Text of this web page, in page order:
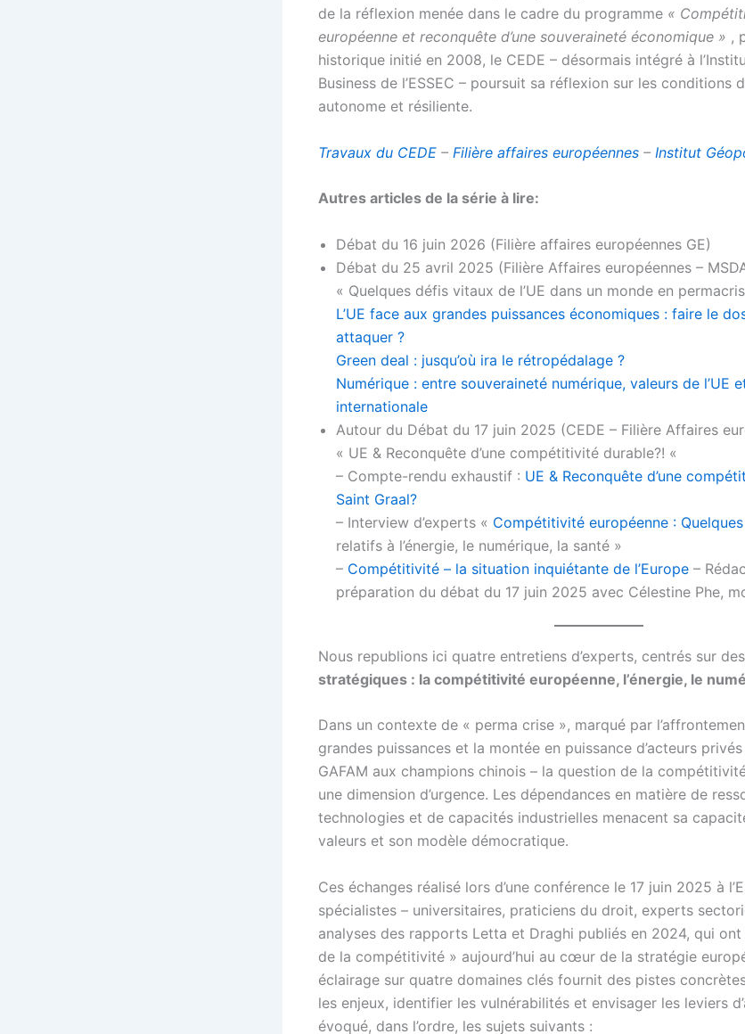
de la réflexion menée dans le cadre du programme «
européenne et reconquête d’une souveraineté économique » ,
historique initié en 2008, le CEDE – désormais intégré à
Business de l’ESSEC – poursuit sa réflexion sur les conditions
autonome et résiliente.
Travaux du CEDE – Filière affaires européennes – Institut
Autres articles de la série à lire:
Débat du 16 juin 2026 (Filière affaires européennes GE)
Débat du 25 avril 2025 (Filière Affaires européennes –
« Quelques défis vitaux de l’UE dans un monde en
L’UE face aux grandes puissances économiques : faire le
attaquer ?
Green deal : jusqu’où ira le rétropédalage ?
Numérique : entre souveraineté numérique, valeurs de l’UE
internationale
Autour du Débat du 17 juin 2025 (CEDE – Filière Affaires
« UE & Reconquête d’une compétitivité durable?! «
– Compte-rendu exhaustif : UE & Reconquête d’une
Saint Graal?
– Interview d’experts « Compétitivité européenne :
relatifs à l’énergie, le numérique, la santé »
– Compétitivité – la situation inquiétante de l’Europe –
préparation du débat du 17 juin 2025 avec Célestine Phe,
Nous republions ici quatre entretiens d’experts, centrés sur des
stratégiques : la compétitivité européenne, l’énergie, le
Dans un contexte de « perma crise », marqué par
grandes puissances et la montée en puissance d’acteurs
GAFAM aux champions chinois – la question de la
une dimension d’urgence. Les dépendances en matière de
technologies et de capacités industrielles menacent sa
valeurs et son modèle démocratique.
Ces échanges réalisé lors d’une conférence le 17 juin 2025 à
spécialistes – universitaires, praticiens du droit, experts
analyses des rapports Letta et Draghi publiés en 2024, qui
de la compétitivité » aujourd’hui au cœur de la stratégie
éclairage sur quatre domaines clés fournit des pistes
les enjeux, identifier les vulnérabilités et envisager les leviers
évoqué, dans l’ordre, les sujets suivants :